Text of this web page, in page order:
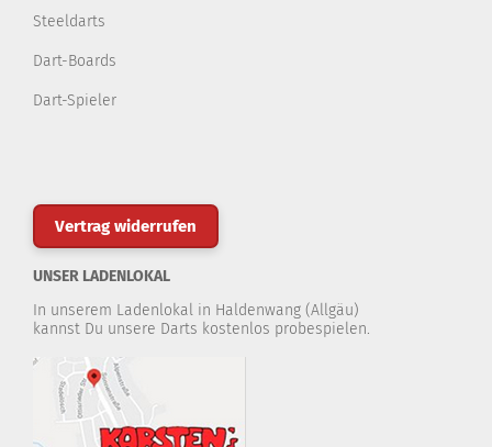
Steeldarts
Dart-Boards
Dart-Spieler
Vertrag widerrufen
UNSER LADENLOKAL
In unserem Ladenlokal in Haldenwang (Allgäu)
kannst Du unsere Darts kostenlos probespielen.